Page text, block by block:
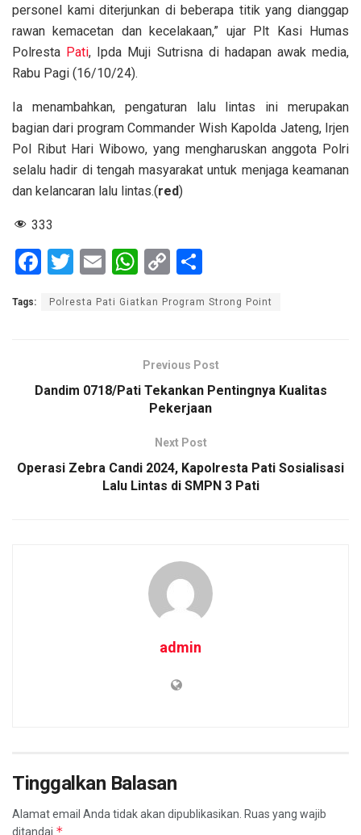
personel kami diterjunkan di beberapa titik yang dianggap
rawan kemacetan dan kecelakaan,” ujar Plt Kasi Humas
Polresta Pati, Ipda Muji Sutrisna di hadapan awak media,
Rabu Pagi (16/10/24).
Ia menambahkan, pengaturan lalu lintas ini merupakan
bagian dari program Commander Wish Kapolda Jateng, Irjen
Pol Ribut Hari Wibowo, yang mengharuskan anggota Polri
selalu hadir di tengah masyarakat untuk menjaga keamanan
dan kelancaran lalu lintas.(red)
333
F
ce
o
T
tt
E
ail
W
at
A
p
p
C
py
n
k
ar
Tags: Polresta Pati Giatkan Program Strong Point
Previous Post
Dandim 0718/Pati Tekankan Pentingnya Kualitas
Pekerjaan
Next Post
Operasi Zebra Candi 2024, Kapolresta Pati Sosialisasi
Lalu Lintas di SMPN 3 Pati
admin
Tinggalkan Balasan
Alamat email Anda tidak akan dipublikasikan. Ruas yang wajib
ditandai *